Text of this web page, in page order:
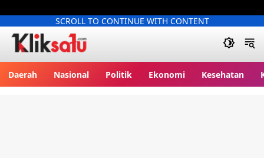
SCROLL TO CONTINUE WITH CONTENT
Daerah Nasional Politik Ekonomi Kesehatan